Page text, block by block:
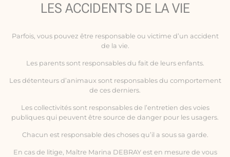
LES ACCIDENTS DE LA VIE
Parfois, vous pouvez être responsable ou victime d’un accident
de la vie
Les parents sont responsables du fait de leurs enfants.
Les détenteurs d’animaux sont responsables du comportement
de ces derniers.
Les collectivités sont responsables de l’entretien des voies
publiques qui peuvent être source de danger pour les usagers.
Chacun est responsable des choses qu’il a sous sa garde.
En cas de litige, Maître Marina DEBRAY est en mesure de vous